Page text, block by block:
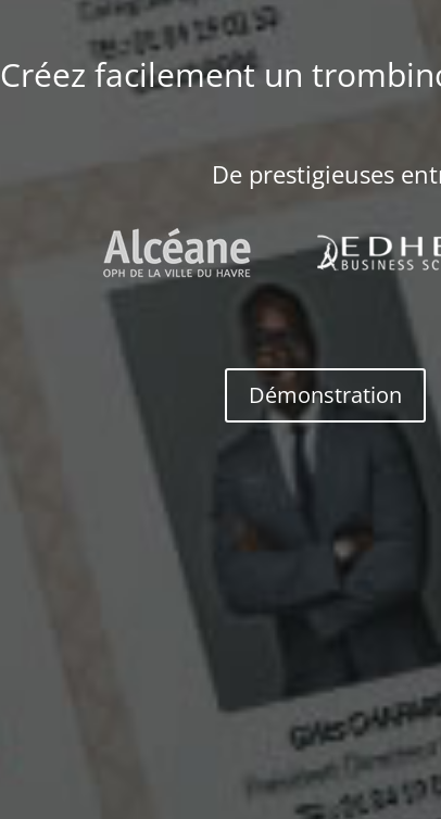
Créez facilement un
De prestigieuses
Démonstration